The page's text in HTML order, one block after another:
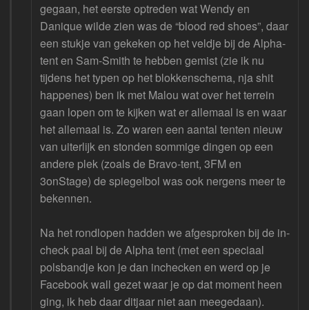
gegaan, het eerste optreden wat Wendy en
Danique wilde zien was de “blood red shoes”, daar
een stukje van gekeken op het veldje bij de Alpha-
tent en Sam-Smith te hebben gemist (zie ik nu
tijdens het typen op het blokkenschema, nja shit
happenes) ben ik met Malou wat over het terrein
gaan lopen om te kijken wat er allemaal is en waar
het allemaal is. Zo waren een aantal tenten nieuw
van uiterlijk en stonden sommige dingen op een
andere plek (zoals de Bravo-tent, 3FM en
3onStage) de spiegelbol was ook nergens meer te
bekennen.
Na het rondlopen hadden we afgesproken bij de in-
check paal bij de Alpha tent (met een speciaal
polsbandje kon je dan inchecken en werd op je
Facebook wall gezet waar je op dat moment heen
ging, ik heb daar ditjaar niet aan meegedaan).